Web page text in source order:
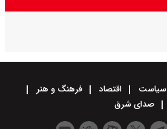
سیاست اقتصاد
فرهنگ و هنر
صدای شرق